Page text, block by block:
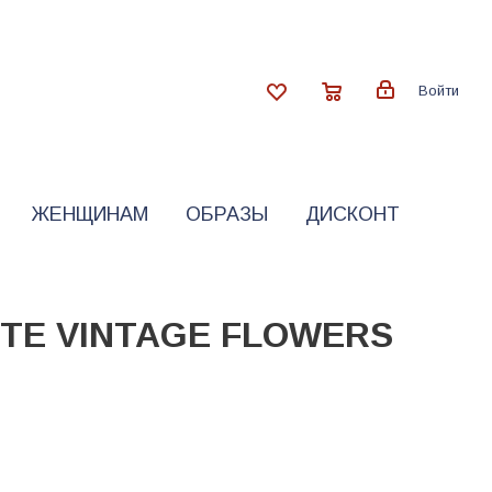
Войти
ЖЕНЩИНАМ ОБРАЗЫ ДИСКОНТ
VINTAGE FLOWERS